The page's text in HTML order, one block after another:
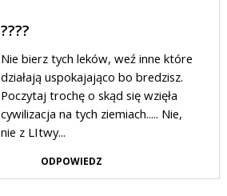
????
Nie bierz tych leków, weź inne które
działają uspokajająco bo bredzisz.
Poczytaj trochę o skąd się wzięła
cywilizacja na tych ziemiach..... Nie,
nie z LItwy...
ODPOWIEDZ